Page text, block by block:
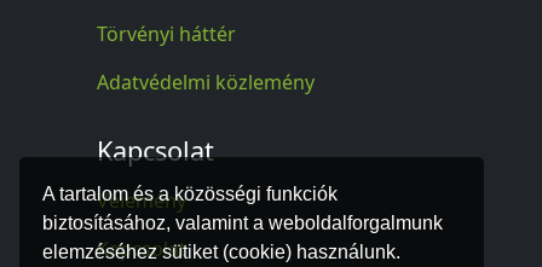
A tartalom és a közösségi funkciók
biztosításához, valamint a weboldalforgalmunk
elemzéséhez sütiket (cookie) használunk.
Törvényi háttér
Adatvédelmi közlemény
Kapcsolat
Vélemény
Kapcsolat